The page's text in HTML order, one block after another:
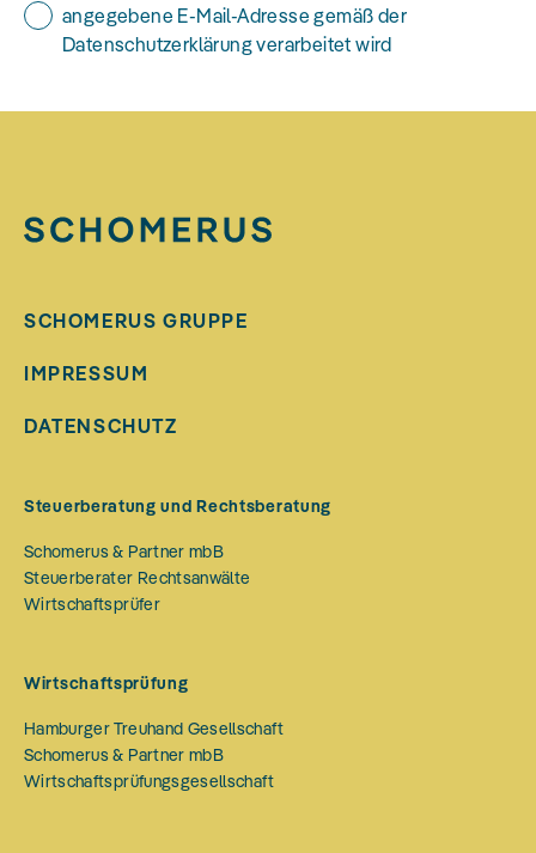
angegebene E-Mail-Adresse gemäß der
Datenschutzerklärung verarbeitet wird
SCHOMERUS GRUPPE
IMPRESSUM
DATENSCHUTZ
Steuerberatung und Rechtsberatung
Schomerus & Partner mbB
Steuerberater Rechtsanwälte
Wirtschaftsprüfer
Wirtschaftsprüfung
Hamburger Treuhand Gesellschaft
Schomerus & Partner mbB
Wirtschaftsprüfungsgesellschaft